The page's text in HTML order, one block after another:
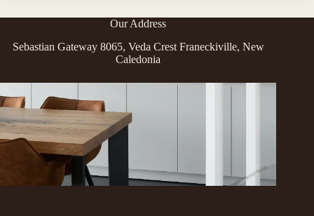
Nunc
Our Address
Sebastian Gateway 8065, Veda Crest Franeckiville, New
Caledonia